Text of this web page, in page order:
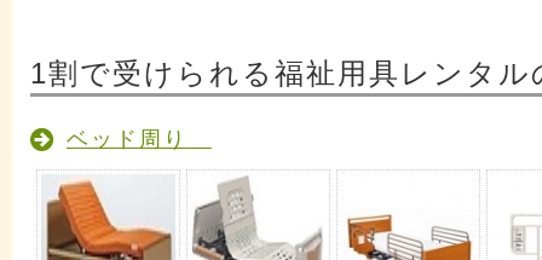
1割で受けられる福祉用具レンタル
ベッド周り